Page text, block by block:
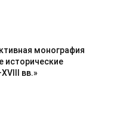
монография
исторические
вв.»